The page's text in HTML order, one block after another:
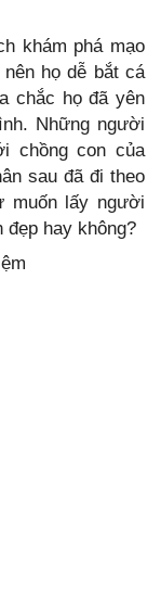
khám phá mạo
họ dễ bắt cá
chắc họ đã yên
Những người
chồng con của
sau đã đi theo
muốn lấy người
hay không?